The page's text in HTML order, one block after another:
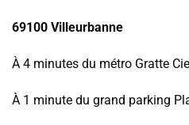
69100 Villeurbanne
À 4 minutes du métro Gratte
À 1 minute du grand parking